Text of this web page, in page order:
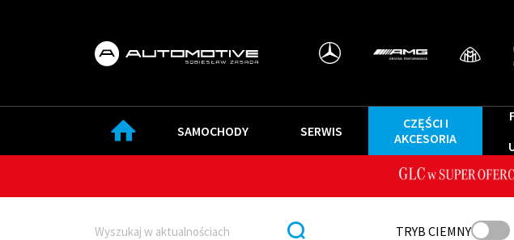
SAMOCHODY SERWIS
CZĘŚCI I
AKCESORIA
TRYB CIEMNY